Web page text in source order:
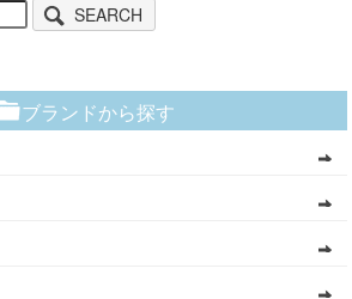
SEARCH
ブランドから探す